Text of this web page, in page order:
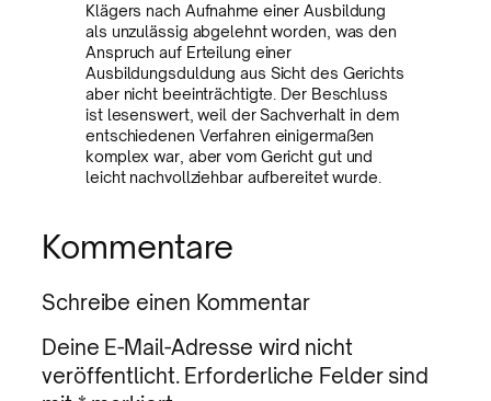
Klägers nach Aufnahme einer Ausbildung
als unzulässig abgelehnt worden, was den
Anspruch auf Erteilung einer
Ausbildungsduldung aus Sicht des Gerichts
aber nicht beeinträchtigte. Der Beschluss
ist lesenswert, weil der Sachverhalt in dem
entschiedenen Verfahren einigermaßen
komplex war, aber vom Gericht gut und
leicht nachvollziehbar aufbereitet wurde.
Kommentare
Schreibe einen Kommentar
Deine E-Mail-Adresse wird nicht
veröffentlicht. Erforderliche Felder sind